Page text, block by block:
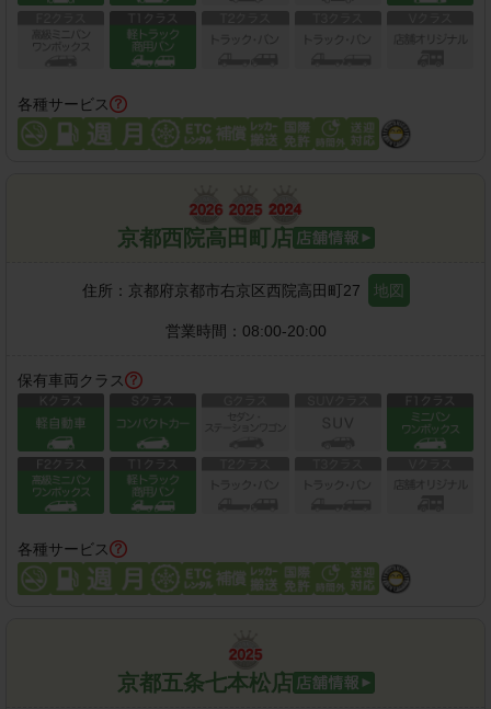
各種サービス
京都西院高田町店
住所： 京都府京都市右京区西院高田町27 地図
営業時間： 08:00-20:00
保有車両クラス
各種サービス
京都五条七本松店